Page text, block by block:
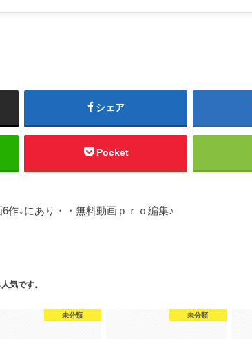
シェア
Pocket
作↓にあり・・無料動画ｐｒｏ編集♪
気です。
未分類 未分類